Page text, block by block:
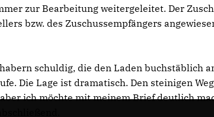
zur Bearbeitung weitergeleitet. Der
bzw. des Zuschussempfängers
schuldig, die den Laden buchstäblich
Die Lage ist dramatisch. Den steinigen
ich möchte mit meinem Brief deutlich